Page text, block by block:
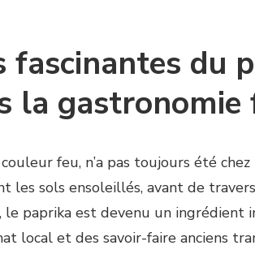
fascinantes du
la gastronomie
feu, n’a pas toujours été
les sols ensoleillés, avant de
le paprika est devenu un
local et des savoir-faire anciens